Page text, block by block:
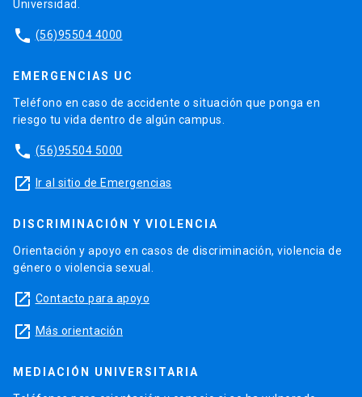
Universidad.
phone (56)95504 4000
EMERGENCIAS UC
Teléfono en caso de accidente o situación que ponga en
riesgo tu vida dentro de algún campus.
phone (56)95504 5000
launch Ir al sitio de Emergencias
DISCRIMINACIÓN Y VIOLENCIA
Orientación y apoyo en casos de discriminación, violencia de
género o violencia sexual.
launch Contacto para apoyo
launch Más orientación
MEDIACIÓN UNIVERSITARIA